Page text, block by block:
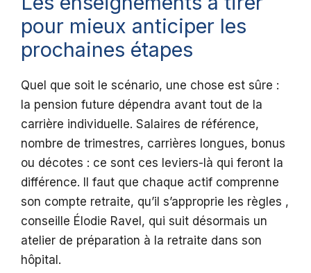
pour mieux anticiper les
prochaines étapes
Quel que soit le scénario, une chose est sûre :
la pension future dépendra avant tout de la
carrière individuelle. Salaires de référence,
nombre de trimestres, carrières longues, bonus
ou décotes : ce sont ces leviers-là qui feront la
différence. Il faut que chaque actif comprenne
son compte retraite, qu’il s’approprie les règles ,
conseille Élodie Ravel, qui suit désormais un
atelier de préparation à la retraite dans son
hôpital.